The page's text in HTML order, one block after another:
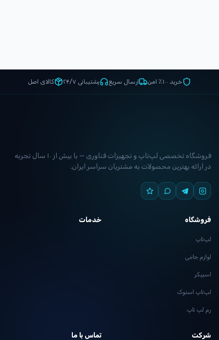
خرید ۱۰۰٪ امن ارسال سریع پشتیبانی ۲۴/۷ کالای اصل
فروشگاه تخصصی لپ‌تاپ و تجهیزات فناوری — با بیش از ۱۰ سال تجربه
در ارائه بهترین محصولات به مشتریان سراسر ایران.
فروشگاه
لپ‌تاپ
لوازم جانبی
اسپیکر
لپ‌تاپ استوک
رم لپ تاپ
خدمات
شرکت تماس با ما